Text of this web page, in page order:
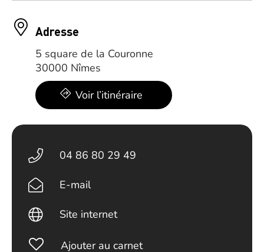
Adresse
5 square de la Couronne
30000 Nîmes
Voir l’itinéraire
04 86 80 29 49
E-mail
Site internet
Ajouter au carnet